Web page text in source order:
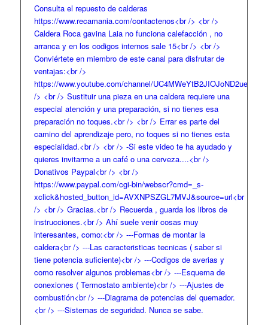
Consulta el repuesto de calderas
https://www.recamania.com/contactenos<br /> <br />
Caldera Roca gavina Laia no funciona calefacción , no
arranca y en los codigos internos sale 15<br /> <br />
Conviértete en miembro de este canal para disfrutar de
ventajas:<br />
https://www.youtube.com/channel/
/> <br /> Sustituir una pieza en una caldera requiere una
especial atención y una preparación, si no tienes esa
preparación no toques.<br /> <br /> Errar es parte del
camino del aprendizaje pero, no toques si no tienes esta
especialidad.<br /> <br /> -Si este video te ha ayudado y
quieres invitarme a un café o una cerveza....<br />
Donativos Paypal<br /> <br />
https://www.paypal.com/cgi-bin/webscr?cmd=_s-
xclick&hosted_button_id=AVXNPSZGL7MVJ&source=url<br
/> <br /> Gracias.<br /> Recuerda , guarda los libros de
instrucciones.<br /> Ahí suele venir cosas muy
interesantes, como:<br /> ---Formas de montar la
caldera<br /> ---Las caracteristicas tecnicas ( saber si
tiene potencia suficiente)<br /> ---Codigos de averias y
como resolver algunos problemas<br /> ---Esquema de
conexiones ( Termostato ambiente)<br /> ---Ajustes de
combustión<br /> ---Diagrama de potencias del quemador.
<br /> ---Sistemas de seguridad. Nunca se sabe.